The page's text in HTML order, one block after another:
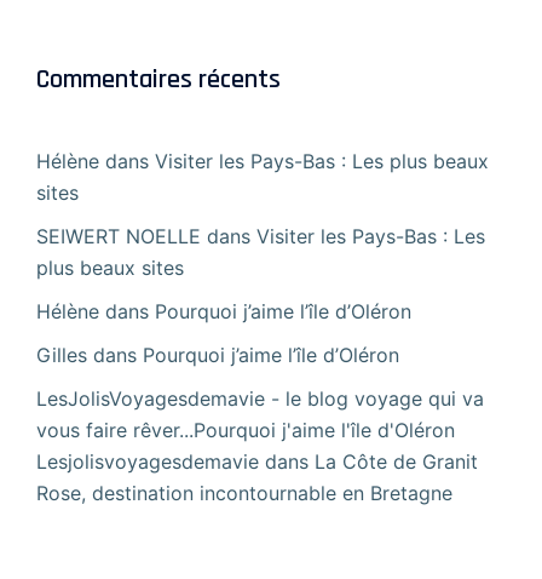
Commentaires récents
Hélène dans Visiter les Pays-Bas : Les plus beaux
sites
SEIWERT NOELLE dans Visiter les Pays-Bas : Les
plus beaux sites
Hélène dans Pourquoi j’aime l’île d’Oléron
Gilles dans Pourquoi j’aime l’île d’Oléron
LesJolisVoyagesdemavie - le blog voyage qui va
vous faire rêver...Pourquoi j'aime l'île d'Oléron
Lesjolisvoyagesdemavie dans La Côte de Granit
Rose, destination incontournable en Bretagne